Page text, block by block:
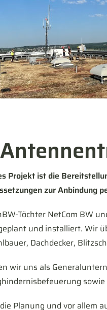
Projekt ist die
zur Anbindung
Töchter NetCom BW
und installiert. Wir
Dachdecker,
wir uns als
Planung und vor allem